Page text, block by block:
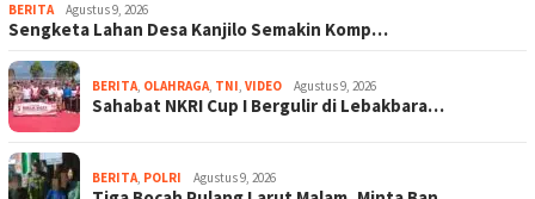
BERITA Agustus 9, 2026
Sengketa Lahan Desa Kanjilo Semakin Komp…
BERITA, OLAHRAGA, TNI, VIDEO Agustus 9, 2026
Sahabat NKRI Cup I Bergulir di Lebakbara…
BERITA, POLRI Agustus 9, 2026